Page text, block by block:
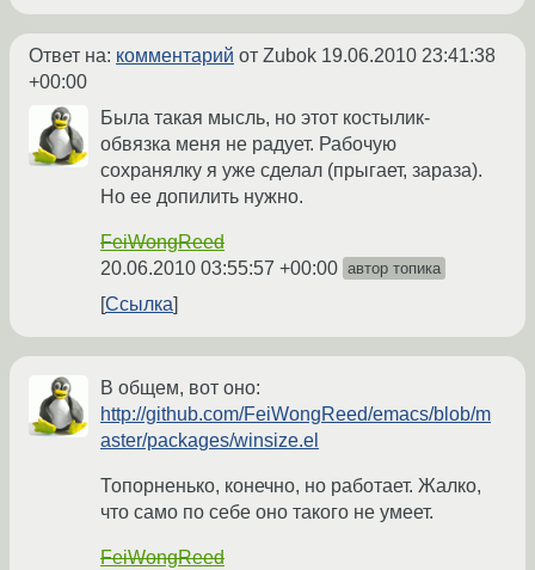
Ответ на: комментарий от Zubok 19.06.2010 23:41:38
+00:00
Была такая мысль, но этот костылик-
обвязка меня не радует. Рабочую
сохранялку я уже сделал (прыгает, зараза).
Но ее допилить нужно.
FeiWongReed
20.06.2010 03:55:57 +00:00 автор топика
Ссылка
В общем, вот оно:
http://github.com/FeiWongReed/emacs/blob/m
aster/packages/winsize.el
Топорненько, конечно, но работает. Жалко,
что само по себе оно такого не умеет.
FeiWongReed